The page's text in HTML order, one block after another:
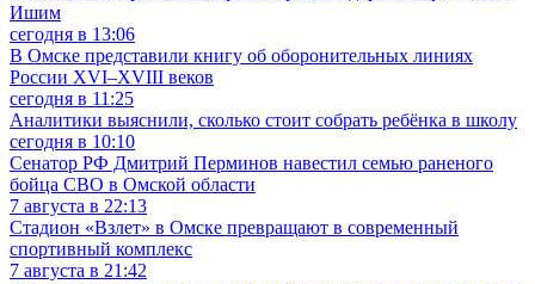
Ишим
сегодня в 13:06
В Омске представили книгу об оборонительных линиях
России XVI–XVIII веков
сегодня в 11:25
Аналитики выяснили, сколько стоит собрать ребёнка в школу
сегодня в 10:10
Сенатор РФ Дмитрий Перминов навестил семью раненого
бойца СВО в Омской области
7 августа в 22:13
Стадион «Взлет» в Омске превращают в современный
спортивный комплекс
7 августа в 21:42